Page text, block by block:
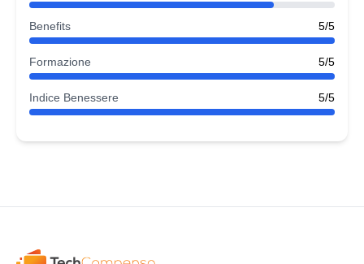
Benefits 5/5
Formazione 5/5
Indice Benessere 5/5